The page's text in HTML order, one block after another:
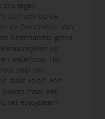
ons tegen
zich ook op de
de Zeeschelde. Van
Nederlandse grens
op
waterloop. Het
deel van
raakt velen. Een
proces maar het
het ecosysteem